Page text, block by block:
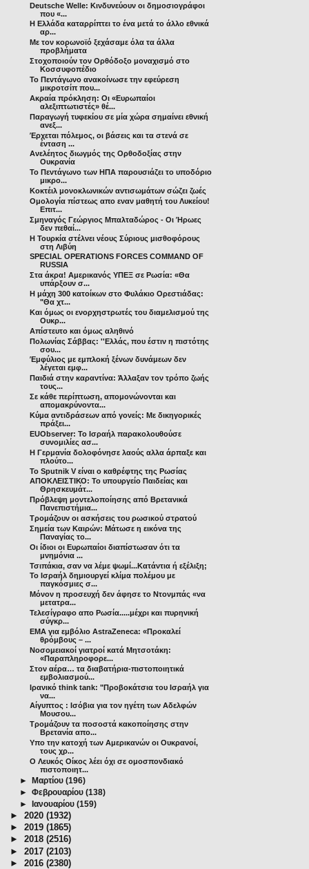
Deutsche Welle: Κινδυνεύουν οι δημοσιογράφοι
που «...
Η Ελλάδα καταρρίπτει το ένα μετά το άλλο εθνικά
αρ...
Με τον κορωνοϊό ξεχάσαμε όλα τα άλλα
προβλήματα
Στοχοποιούν τον Ορθόδοξο μοναχισμό στο
Κοσσυφοπέδιο
Το Πεντάγωνο ανακοίνωσε την εφεύρεση
μικροτσίπ που...
Ακραία πρόκληση: Οι «Ευρωπαίοι
αλεξιπτωτιστές» θέ...
Παραγωγή τυφεκίου σε μία χώρα σημαίνει εθνική
ανεξ...
Έρχεται πόλεμος, οι βάσεις και τα στενά σε
ένταση ...
Ανελέητος διωγμός της Ορθοδοξίας στην
Ουκρανία
Το Πεντάγωνο των ΗΠΑ παρουσιάζει το υποδόριο
μικρο...
Κοκτέιλ μονοκλωνικών αντισωμάτων σώζει ζωές
Ομολογία πίστεως απο εναν μαθητή του Λυκείου!
Επιτ...
Σμηναγός Γεώργιος Μπαλταδώρος - Οι Ήρωες
δεν πεθαί...
Η Τουρκία στέλνει νέους Σύριους μισθοφόρους
στη Λιβύη
SPECIAL OPERATIONS FORCES COMMAND OF
RUSSIA
Στα άκρα! Αμερικανός ΥΠΕΞ σε Ρωσία: «Θα
υπάρξουν σ...
Η μάχη 300 κατοίκων στο Φυλάκιο Ορεστιάδας:
"Θα χτ...
Και όμως οι ενορχηστρωτές του διαμελισμού της
Ουκρ...
Απίστευτο και όμως αληθινό
Πολωνίας Σάββας: ''Ελλάς, που έστιν η πιστότης
σου...
Έμφύλιος με εμπλοκή ξένων δυνάμεων δεν
λέγεται εμφ...
Παιδιά στην καραντίνα: Άλλαξαν τον τρόπο ζωής
τους...
Σε κάθε περίπτωση, απομονώνονται και
απομακρύνοντα...
Κύμα αντιδράσεων από γονείς: Με δικηγορικές
πράξει...
EUObserver: Το Ισραήλ παρακολουθούσε
συνομιλίες ασ...
Η Γερμανία δολοφόνησε λαούς αλλα άρπαξε και
πλούτο...
Το Sputnik V είναι ο καθρέφτης της Ρωσίας
ΑΠΟΚΛΕΙΣΤΙΚΟ: Το υπουργείο Παιδείας και
Θρησκευμάτ...
Πρόβλεψη μοντελοποίησης από Βρετανικά
Πανεπιστήμια...
Τρομάζουν οι ασκήσεις του ρωσικού στρατού
Σημεία των Καιρών: Mάτωσε η εικόνα της
Παναγίας το...
Οι ίδιοι οι Ευρωπαίοι διαπίστωσαν ότι τα
μνημόνια ...
Τσιπάκια, σαν να λέμε ψωμί...Κατάντια ή εξέλιξη;
Το Ισραήλ δημιουργεί κλίμα πολέμου με
παγκόσμιες σ...
Μόνον η προσευχή δεν άφησε το Ντονμπάς «να
μετατρα...
Τελεσίγραφο απο Ρωσία.....μέχρι και πυρηνική
σύγκρ...
EMA για εμβόλιο AstraZeneca: «Προκαλεί
θρόμβους – ...
Νοσομειακοί γιατροί κατά Μητσοτάκη:
«Παραπληροφορε...
Στον αέρα… τα διαβατήρια-πιστοποιητικά
εμβολιασμού...
Ιρανικό think tank: "Προβοκάτσια του Ισραήλ για
να...
Αίγυπτος : Ισόβια για τον ηγέτη των Αδελφών
Μουσου...
Τρομάζουν τα ποσοστά κακοποίησης στην
Βρετανία απο...
Υπο την κατοχή των Αμερικανών οι Ουκρανοί,
τους χρ...
Ο Λευκός Οίκος λέει όχι σε ομοσπονδιακό
πιστοποιητ...
►Μαρτίου(196)
►Φεβρουαρίου(138)
►Ιανουαρίου(159)
► 2020 (1932)
► 2019 (1865)
► 2018 (2516)
► 2017 (2103)
► 2016 (2380)